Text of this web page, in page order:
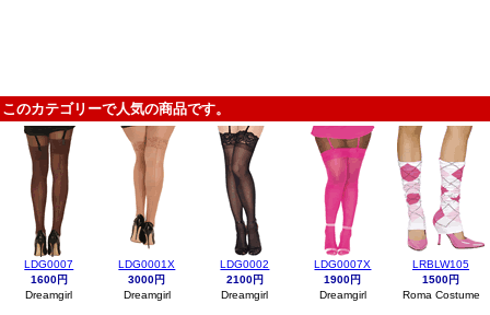
このカテゴリーで人気の商品です。
LDG0007
1600円
Dreamgirl
LDG0001X
3000円
Dreamgirl
LDG0002
2100円
Dreamgirl
LDG0007X
1900円
Dreamgirl
LRBLW105
1500円
Roma Costume